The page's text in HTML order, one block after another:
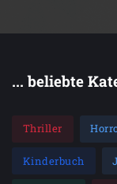
... beliebte
Thriller
Kinderbuch